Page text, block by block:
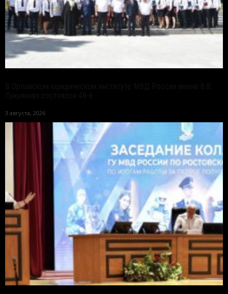
3 августа, 2026